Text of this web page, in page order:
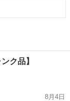
ク品】
8月4日